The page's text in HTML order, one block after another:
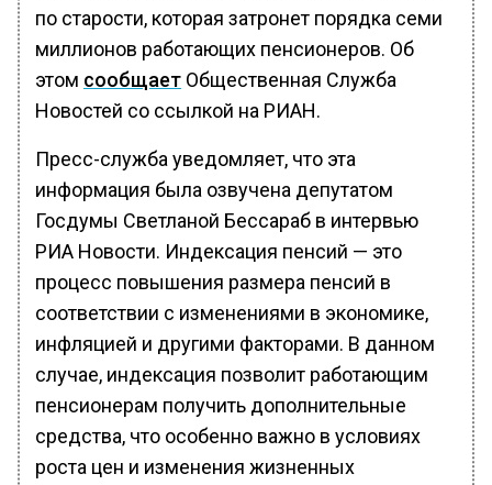
по старости, которая затронет порядка семи
миллионов работающих пенсионеров. Об
этом сообщает Общественная Служба
Новостей со ссылкой на РИАН.
Пресс-служба уведомляет, что эта
информация была озвучена депутатом
Госдумы Светланой Бессараб в интервью
РИА Новости. Индексация пенсий — это
процесс повышения размера пенсий в
соответствии с изменениями в экономике,
инфляцией и другими факторами. В данном
случае, индексация позволит работающим
пенсионерам получить дополнительные
средства, что особенно важно в условиях
роста цен и изменения жизненных